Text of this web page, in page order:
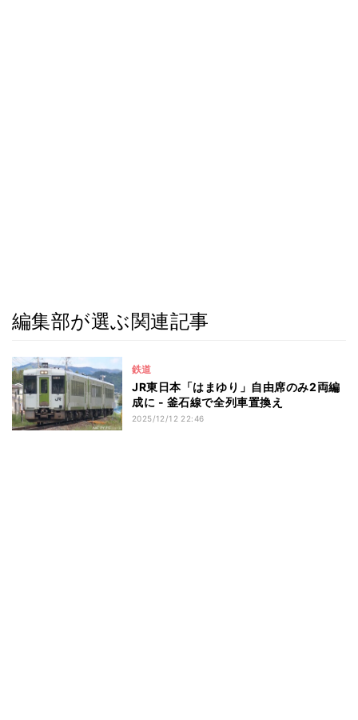
編集部が選ぶ関連記事
鉄道
JR東日本「はまゆり」自由席のみ2両編
成に - 釜石線で全列車置換え
2025/12/12 22:46